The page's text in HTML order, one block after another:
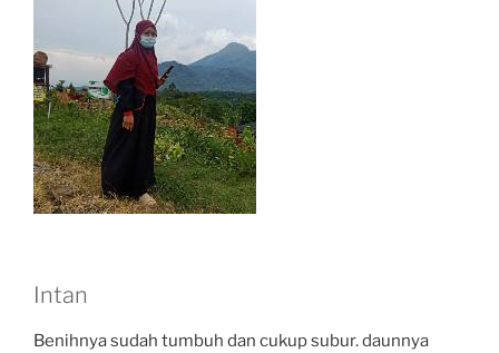
Intan
Benihnya sudah tumbuh dan cukup subur. daunnya